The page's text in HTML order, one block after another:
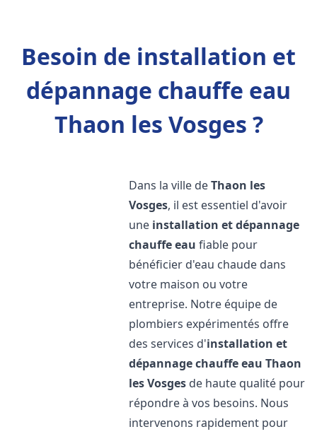
Besoin de installation et
dépannage chauffe eau
Thaon les Vosges ?
Dans la ville deThaon les
Vosges, il est essentiel d'avoir
une installation et dépannage
chauffe eau fiable pour
bénéficier d'eau chaude dans
votre maison ou votre
entreprise. Notre équipe de
plombiers expérimentés offre
des services d'installation et
dépannage chauffe eau Thaon
les Vosges de haute qualité pour
répondre à vos besoins. Nous
intervenons rapidement pour